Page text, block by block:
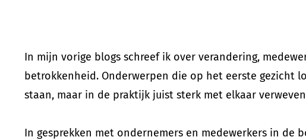
In mijn vorige blogs schreef ik over verandering,
betrokkenheid. Onderwerpen die op het eerste gezicht
staan, maar in de praktijk juist sterk met elkaar
In gesprekken met ondernemers en medewerkers in de